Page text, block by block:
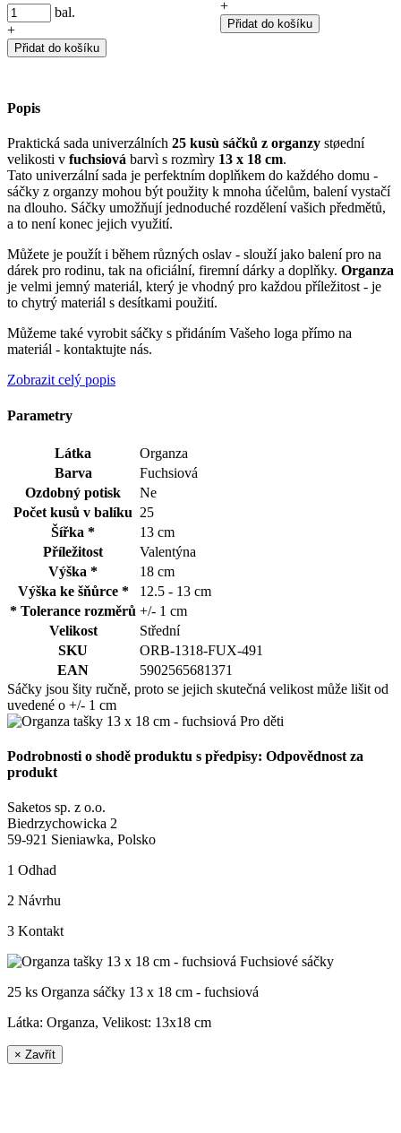
bal.
+
Přidat do košíku
+
Přidat do košíku
Popis
Praktická sada univerzálních 25 kusù sáčků z organzy støední
velikosti v fuchsiová barvì s rozmìry 13 x 18 cm.
Tato univerzální sada je perfektním doplňkem do každého domu -
sáčky z organzy mohou být použity k mnoha účelům, balení vystačí
na dlouho. Sáčky umožňují jednoduché rozdělení vašich předmětů,
a to není konec jejich využití.
Můžete je použít i během různých oslav - slouží jako balení pro na
dárek pro rodinu, tak na oficiální, firemní dárky a doplňky. Organza
je velmi jemný materiál, který je vhodný pro každou příležitost - je
to chytrý materiál s desítkami použití.
Můžeme také vyrobit sáčky s přidáním Vašeho loga přímo na
materiál - kontaktujte nás.
Zobrazit celý popis
Parametry
Látka
Organza
Barva
Fuchsiová
Ozdobný potisk
Ne
Počet kusů v balíku 25
Šířka *
13 cm
Příležitost
Valentýna
Výška *
18 cm
Výška ke šňůrce *
12.5 - 13 cm
* Tolerance rozměrů +/- 1 cm
Velikost
Střední
SKU
ORB-1318-FUX-491
EAN
5902565681371
Sáčky jsou šity ručně, proto se jejich skutečná velikost může lišit od
uvedené o +/- 1 cm
Podrobnosti o shodě produktu s předpisy: Odpovědnost za
produkt
Saketos sp. z o.o.
Biedrzychowicka 2
59-921 Sieniawka, Polsko
1 Odhad
2 Návrhu
3 Kontakt
25 ks Organza sáčky 13 x 18 cm - fuchsiová
Látka: Organza, Velikost: 13x18 cm
× Zavřít